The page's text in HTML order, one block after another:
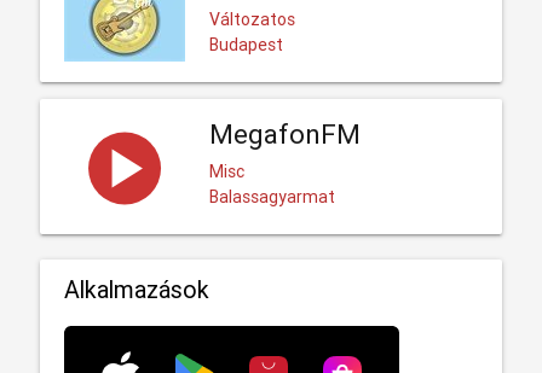
Változatos
Budapest
MegafonFM
Misc
Balassagyarmat
Alkalmazások